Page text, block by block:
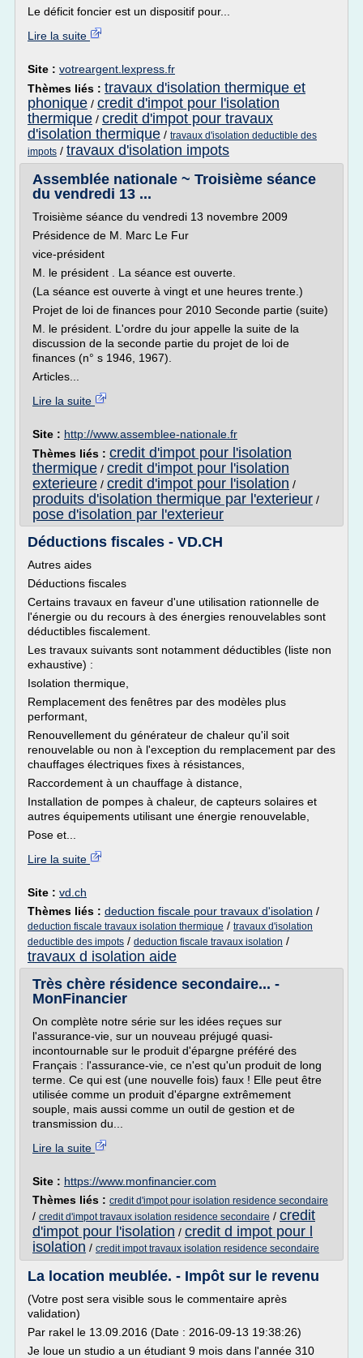
Le déficit foncier est un dispositif pour...
Lire la suite
Site : votreargent.lexpress.fr
Thèmes liés : travaux d'isolation thermique et
phonique / credit d'impot pour l'isolation
thermique / credit d'impot pour travaux
d'isolation thermique / travaux d'isolation deductible des
impots / travaux d'isolation impots
Assemblée nationale ~ Troisième séance
du vendredi 13 ...
Troisième séance du vendredi 13 novembre 2009
Présidence de M. Marc Le Fur
vice-président
M. le président . La séance est ouverte.
(La séance est ouverte à vingt et une heures trente.)
Projet de loi de finances pour 2010 Seconde partie (suite)
M. le président. L'ordre du jour appelle la suite de la
discussion de la seconde partie du projet de loi de
finances (n° s 1946, 1967).
Articles...
Lire la suite
Site : http://www.assemblee-nationale.fr
Thèmes liés : credit d'impot pour l'isolation
thermique / credit d'impot pour l'isolation
exterieure / credit d'impot pour l'isolation /
produits d'isolation thermique par l'exterieur /
pose d'isolation par l'exterieur
Déductions fiscales - VD.CH
Autres aides
Déductions fiscales
Certains travaux en faveur d'une utilisation rationnelle de
l'énergie ou du recours à des énergies renouvelables sont
déductibles fiscalement.
Les travaux suivants sont notamment déductibles (liste non
exhaustive) :
Isolation thermique,
Remplacement des fenêtres par des modèles plus
performant,
Renouvellement du générateur de chaleur qu'il soit
renouvelable ou non à l'exception du remplacement par des
chauffages électriques fixes à résistances,
Raccordement à un chauffage à distance,
Installation de pompes à chaleur, de capteurs solaires et
autres équipements utilisant une énergie renouvelable,
Pose et...
Lire la suite
Site : vd.ch
Thèmes liés : deduction fiscale pour travaux d'isolation /
deduction fiscale travaux isolation thermique / travaux d'isolation
deductible des impots / deduction fiscale travaux isolation /
travaux d isolation aide
Très chère résidence secondaire... -
MonFinancier
On complète notre série sur les idées reçues sur
l'assurance-vie, sur un nouveau préjugé quasi-
incontournable sur le produit d'épargne préféré des
Français : l'assurance-vie, ce n'est qu'un produit de long
terme. Ce qui est (une nouvelle fois) faux ! Elle peut être
utilisée comme un produit d'épargne extrêmement
souple, mais aussi comme un outil de gestion et de
transmission du...
Lire la suite
Site : https://www.monfinancier.com
Thèmes liés : credit d'impot pour isolation residence secondaire
/ credit d'impot travaux isolation residence secondaire / credit
d'impot pour l'isolation / credit d impot pour l
isolation / credit impot travaux isolation residence secondaire
La location meublée. - Impôt sur le revenu
(Votre post sera visible sous le commentaire après
validation)
Par rakel le 13.09.2016 (Date : 2016-09-13 19:38:26)
Je loue un studio a un étudiant 9 mois dans l'année 310